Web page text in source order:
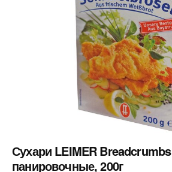
Сухари LEIMER Breadcrumbs
панировочные, 200г